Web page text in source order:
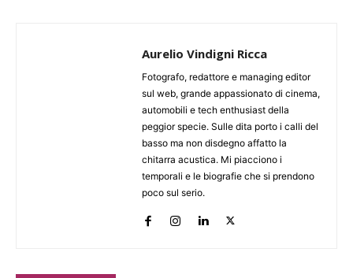
Aurelio Vindigni Ricca
Fotografo, redattore e managing editor
sul web, grande appassionato di cinema,
automobili e tech enthusiast della
peggior specie. Sulle dita porto i calli del
basso ma non disdegno affatto la
chitarra acustica. Mi piacciono i
temporali e le biografie che si prendono
poco sul serio.